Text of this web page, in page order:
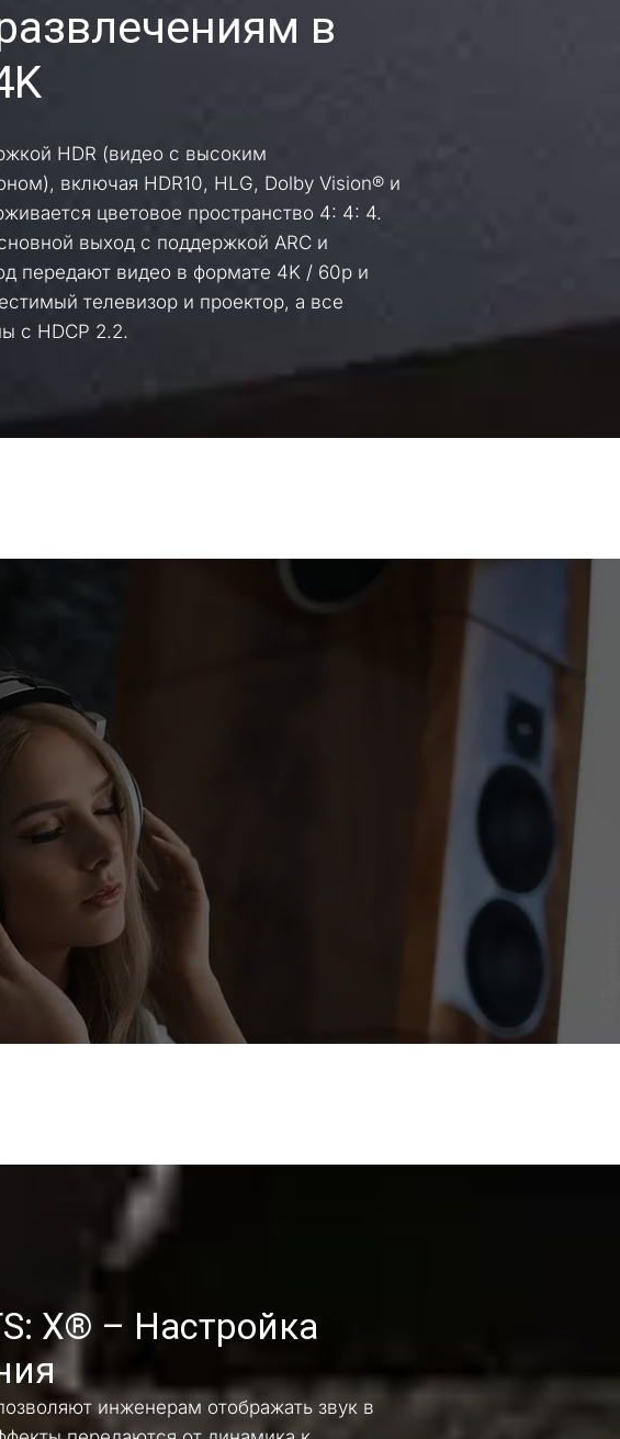
в
HDR (видео с высоким
включая HDR10, HLG, Dolby Vision® и
цветовое пространство 4: 4: 4.
выход с поддержкой ARC и
передают видео в формате 4K / 60p и
телевизор и проектор, а все
с HDCP 2.2.
X® – Настройка
инженерам отображать звук в